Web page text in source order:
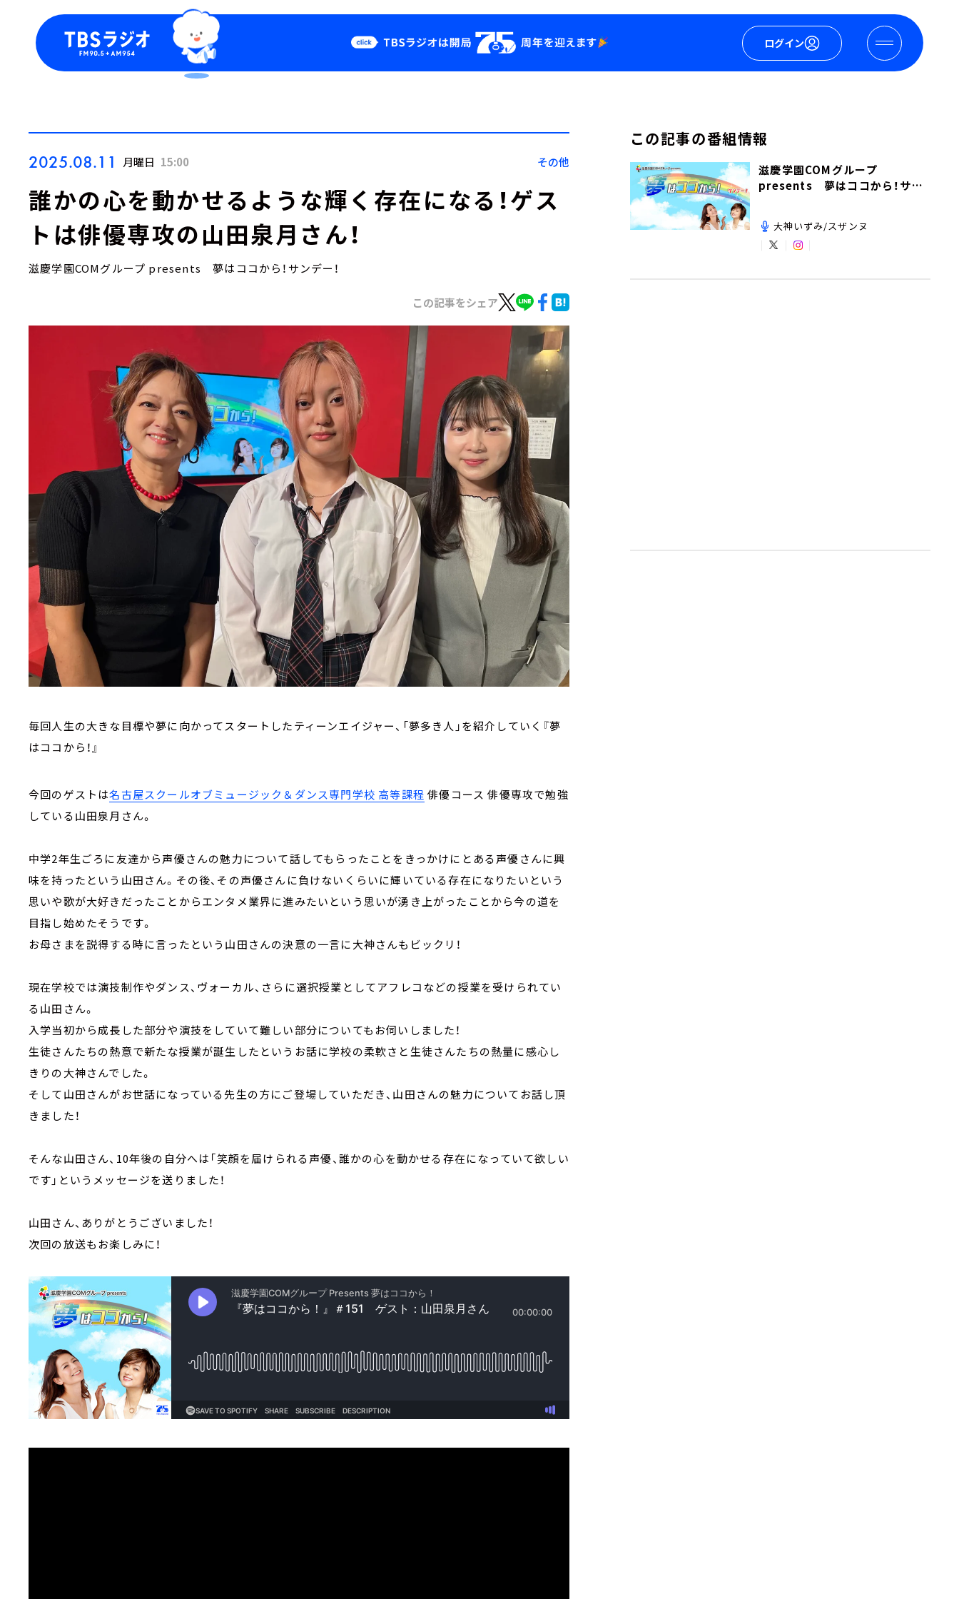
ログイン
Podcast
YouTube
2025.08.11 月曜日 15:00 その他
誰かの心を動かせるような輝く存在になる！ゲス
トは俳優専攻の山田泉月さん！
滋慶学園COMグループ presents 夢はココから！サンデー！
この記事をシェア
毎回人生の大きな目標や夢に向かってスタートしたティーンエイジャー、「夢多き人」を紹介していく『夢
はココから！』
今回のゲストは名古屋スクールオブミュージック＆ダンス専門学校 高等課程 俳優コース 俳優専攻で勉強
している山田泉月さん。
中学2年生ごろに友達から声優さんの魅力について話してもらったことをきっかけにとある声優さんに興
味を持ったという山田さん。その後、その声優さんに負けないくらいに輝いている存在になりたいという
思いや歌が大好きだったことからエンタメ業界に進みたいという思いが湧き上がったことから今の道を
目指し始めたそうです。
お母さまを説得する時に言ったという山田さんの決意の一言に大神さんもビックリ！
現在学校では演技制作やダンス、ヴォーカル、さらに選択授業としてアフレコなどの授業を受けられてい
る山田さん。
入学当初から成長した部分や演技をしていて難しい部分についてもお伺いしました！
生徒さんたちの熱意で新たな授業が誕生したというお話に学校の柔軟さと生徒さんたちの熱量に感心し
きりの大神さんでした。
そして山田さんがお世話になっている先生の方にご登場していただき、山田さんの魅力についてお話し頂
きました！
そんな山田さん、10年後の自分へは「笑顔を届けられる声優、誰かの心を動かせる存在になっていて欲しい
です」というメッセージを送りました！
山田さん、ありがとうございました！
次回の放送もお楽しみに！
この記事の番組情報
滋慶学園COMグループ
presents 夢はココから！サン
大神いずみ/スザンヌ